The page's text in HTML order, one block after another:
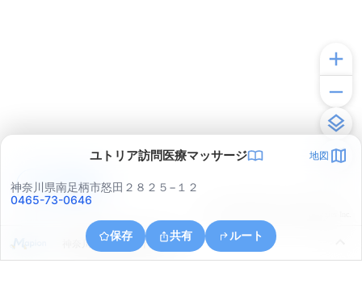
ユトリア訪問医療マッサージ 地図
神奈川県南足柄市怒田２８２５−１２
0465-73-0646
保存 共有 ルート
神奈川県南足柄市千津島
アプリで見る